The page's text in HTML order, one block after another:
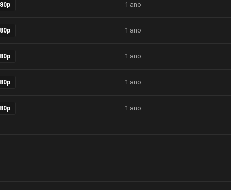
1 ano
1 ano
1 ano
1 ano
1 ano